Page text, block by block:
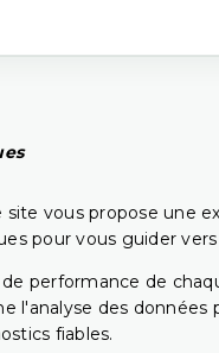
vous propose une
pour vous guider
performance de
l'analyse des données
fiables.